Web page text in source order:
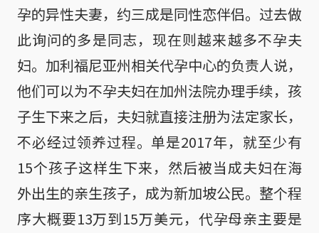
孕的异性夫妻，约三成是同性恋伴侣。过去做
此询问的多是同志，现在则越来越多不孕夫
妇。加利福尼亚州相关代孕中心的负责人说，
他们可以为不孕夫妇在加州法院办理手续，孩
子生下来之后，夫妇就直接注册为法定家长，
不必经过领养过程。单是2017年，就至少有
15个孩子这样生下来，然后被当成夫妇在海
外出生的亲生孩子，成为新加坡公民。整个程
序大概要13万到15万美元，代孕母亲主要是